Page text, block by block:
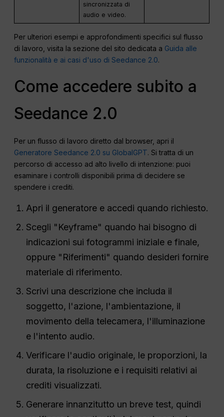
sincronizzata di
audio e video.
Per ulteriori esempi e approfondimenti specifici sul flusso
di lavoro, visita la sezione del sito dedicata a Guida alle
funzionalità e ai casi d'uso di Seedance 2.0.
Come accedere subito a
Seedance 2.0
Per un flusso di lavoro diretto dal browser, apri il
Generatore Seedance 2.0 su GlobalGPT. Si tratta di un
percorso di accesso ad alto livello di intenzione: puoi
esaminare i controlli disponibili prima di decidere se
spendere i crediti.
Apri il generatore e accedi quando richiesto.
Scegli "Keyframe" quando hai bisogno di
indicazioni sui fotogrammi iniziale e finale,
oppure "Riferimenti" quando desideri fornire
materiale di riferimento.
Scrivi una descrizione che includa il
soggetto, l'azione, l'ambientazione, il
movimento della telecamera, l'illuminazione
e l'intento audio.
Verificare l'audio originale, le proporzioni, la
durata, la risoluzione e i requisiti relativi ai
crediti visualizzati.
Generare innanzitutto un breve test, quindi